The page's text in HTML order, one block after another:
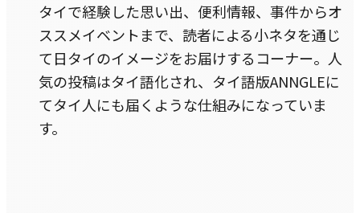
タイで経験した思い出、便利情報、事件からオ
ススメイベントまで、読者による小ネタを通じ
て日タイのイメージをお届けするコーナー。人
気の投稿はタイ語化され、タイ語版ANNGLEに
てタイ人にも届くような仕組みになっていま
す。